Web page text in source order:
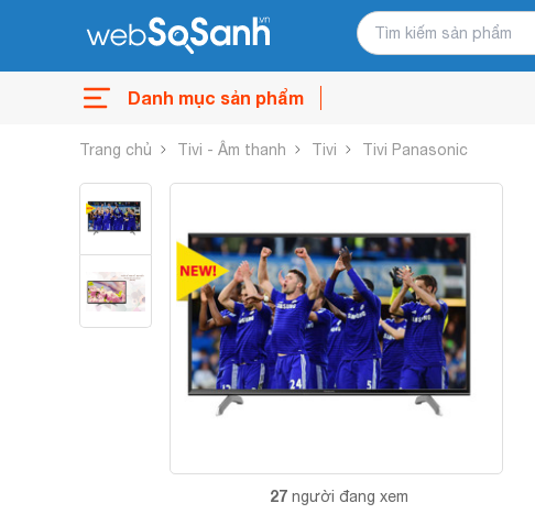
Danh mục sản phẩm
Trang chủ Tivi - Âm thanh Tivi Tivi Panasonic
27 người đang xem